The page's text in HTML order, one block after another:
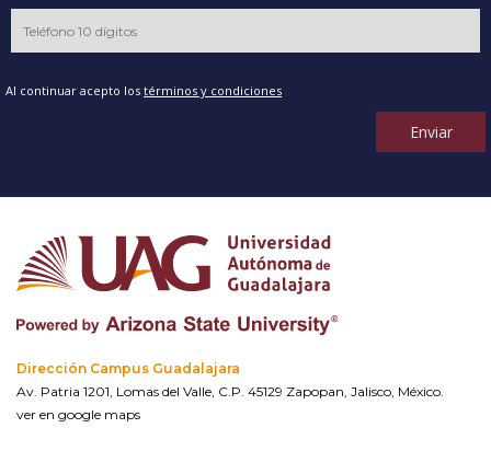
Al continuar acepto los términos y condiciones
Enviar
Dirección Campus Guadalajara
Av. Patria 1201, Lomas del Valle, C.P. 45129 Zapopan, Jalisco, México.
ver en google maps